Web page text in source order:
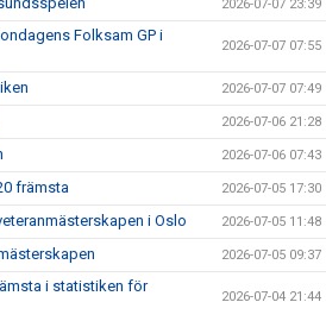
2026-07-07 23:39
Folksam GP i
2026-07-07 07:55
2026-07-07 07:49
2026-07-06 21:28
2026-07-06 07:43
främsta 2026-07-05 17:30
i Oslo 2026-07-05 11:48
2026-07-05 09:37
i statistiken för
2026-07-04 21:44